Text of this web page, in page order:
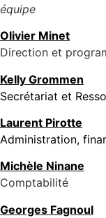
équipe
Olivier Minet
Direction et
Kelly Grommen
Secrétariat et
Laurent Pirotte
Administration,
Michèle Ninane
Comptabilité
Georges Fagnoul